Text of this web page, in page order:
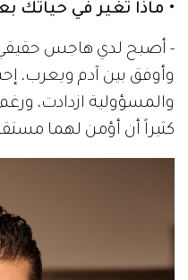
• ماذا تغير في حياتك
- أصبح لدي هاجس حقيقي
وأوفق بين آدم ويعرب،
والمسؤولية ازدادت،
كثيراً أن أؤمن لهما